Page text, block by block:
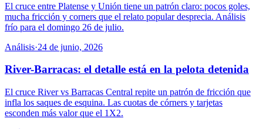
El cruce entre Platense y Unión tiene un patrón claro: pocos goles,
mucha fricción y corners que el relato popular desprecia. Análisis
frío para el domingo 26 de julio.
Análisis·24 de junio, 2026
River-Barracas: el detalle está en la pelota detenida
El cruce River vs Barracas Central repite un patrón de fricción que
infla los saques de esquina. Las cuotas de córners y tarjetas
esconden más valor que el 1X2.